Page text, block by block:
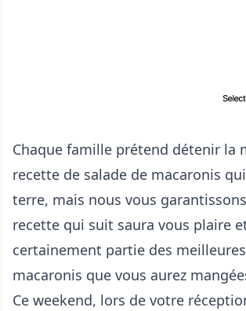
Chaque famille prétend détenir la
recette de salade de macaronis
terre, mais nous vous
recette qui suit saura vous plaire
certainement partie des
macaronis que vous aurez
Ce weekend, lors de votre